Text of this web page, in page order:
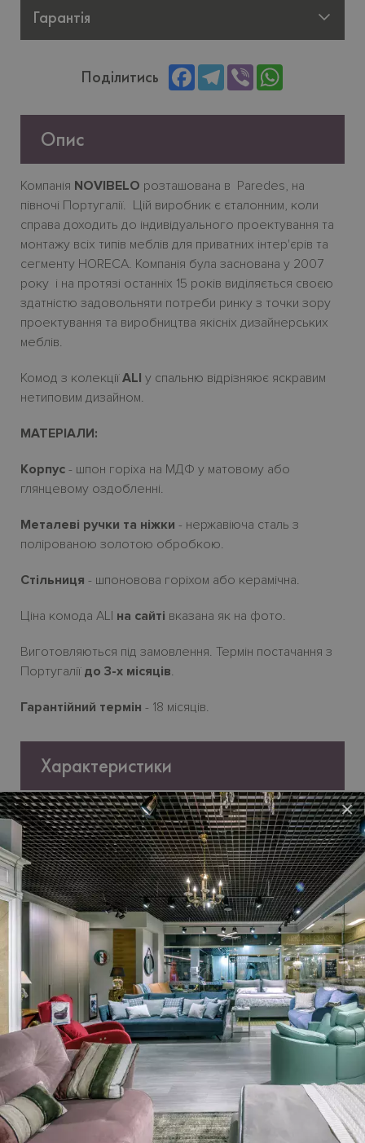
×
Гарантія
Поділитись FacebookTelegram
Viber
Опис
Компанія NOVIBELO розташована в Paredes, на
півночі Португалії. Цій виробник є єталонним, коли
справа доходить до індивідуального проектування та
монтажу всіх типів меблів для приватних інтер'єрів та
cегменту HORECA. Компанія була заснована у 2007
року і на протязі останніх 15 років виділяється своєю
здатністю задовольняти потреби ринку з точки зору
проектування та виробництва якісніх дизайнерських
меблів.
Комод з колекціїALI у спальню відрізняює яскравим
нетиповим дизайном.
МАТЕРІАЛИ:
Корпус - шпон горіха на МДФ у матовому або
глянцевому оздобленні.
Металеві ручки та ніжки - нержавіюча сталь з
полірованою золотою обробкою.
Стільниця - шпоновова горіхом або керамічна.
Ціна комода ALI на сайті вказана як на фото.
Виготовляються під замовлення. Термін постачання з
Португалії до 3-х місяців.
Гарантійний термін - 18 місяців.
Характеристики
Бренд SAMOA DIVANI
Країна-
виробник
Португалiя
Стиль Сучасний
Матерiал Шпон горіха Canaletto
Стiльниця Шпон горіха Canaletto, GRES
Механiзм
Висувні шухляди Blumotion або Tip-On
| BLUM